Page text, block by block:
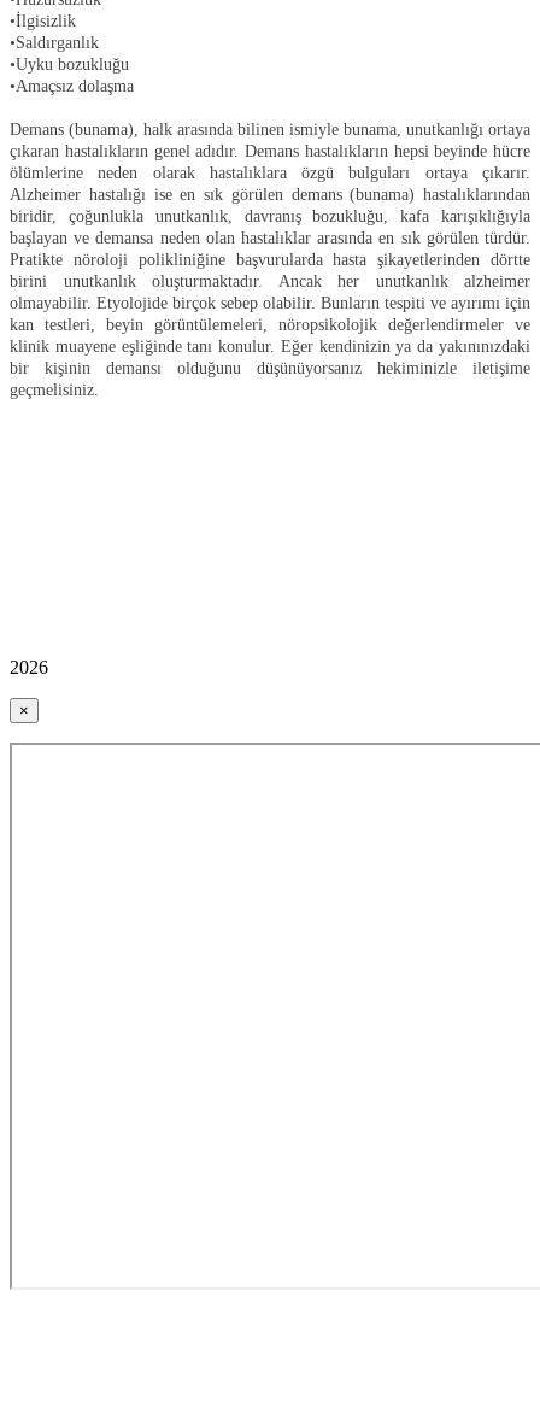
•İlgisizlik
•Saldırganlık
•Uyku bozukluğu
•Amaçsız dolaşma
Demans (bunama), halk arasında bilinen ismiyle bunama, unutkanlığı ortaya
çıkaran hastalıkların genel adıdır. Demans hastalıkların hepsi beyinde hücre
ölümlerine neden olarak hastalıklara özgü bulguları ortaya çıkarır.
Alzheimer hastalığı ise en sık görülen demans (bunama) hastalıklarından
biridir, çoğunlukla unutkanlık, davranış bozukluğu, kafa karışıklığıyla
başlayan ve demansa neden olan hastalıklar arasında en sık görülen türdür.
Pratikte nöroloji polikliniğine başvurularda hasta şikayetlerinden dörtte
birini unutkanlık oluşturmaktadır. Ancak her unutkanlık alzheimer
olmayabilir. Etyolojide birçok sebep olabilir. Bunların tespiti ve ayırımı için
kan testleri, beyin görüntülemeleri, nöropsikolojik değerlendirmeler ve
klinik muayene eşliğinde tanı konulur. Eğer kendinizin ya da yakınınızdaki
bir kişinin demansı olduğunu düşünüyorsanız hekiminizle iletişime
geçmelisiniz.
2026
×